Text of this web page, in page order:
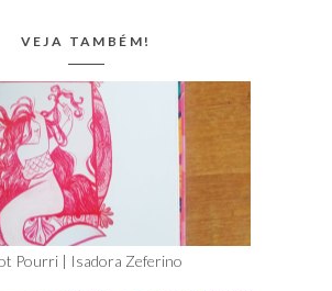
VEJA TAMBÉM!
Pourri | Isadora Zeferino